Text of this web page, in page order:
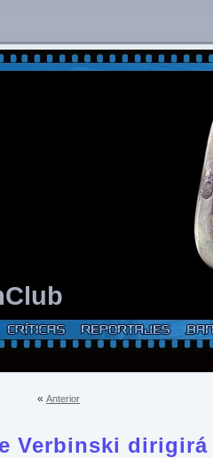
« Anterior
Verbinski dirigirá